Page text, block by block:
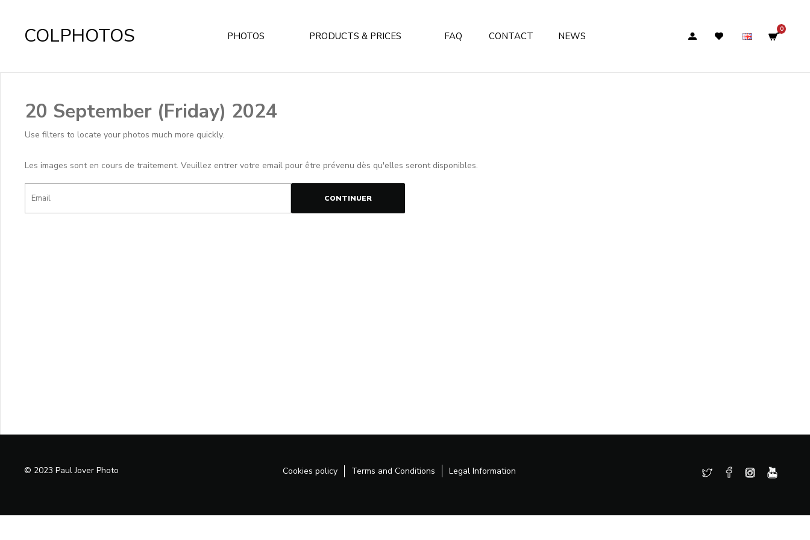
COLPHOTOS 0
PHOTOS PRODUCTS & PRICES FAQ CONTACT NEWS
20 September (Friday) 2024
Use filters to locate your photos much more quickly.
Les images sont en cours de traitement. Veuillez entrer votre email pour être prévenu dès qu'elles seront disponibles.
CONTINUER
© 2023 Paul Jover Photo Cookies policy Terms and Conditions Legal Information